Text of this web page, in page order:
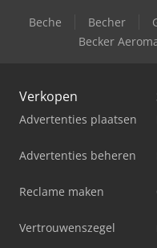
Beche Becher
Becker
Verkopen
Advertenties plaatsen
Advertenties beheren
Reclame maken
Vertrouwenszegel